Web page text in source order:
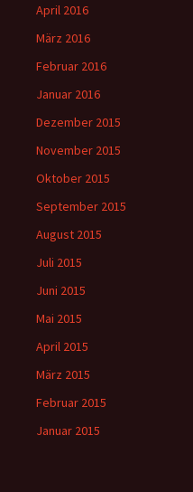
April 2016
März 2016
Februar 2016
Januar 2016
Dezember 2015
November 2015
Oktober 2015
September 2015
August 2015
Juli 2015
Juni 2015
Mai 2015
April 2015
März 2015
Februar 2015
Januar 2015